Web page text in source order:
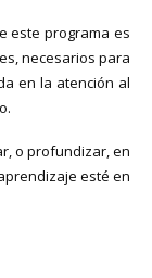
este programa es
necesarios para
en la atención al
o profundizar, en
esté en